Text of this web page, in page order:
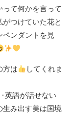
て何かを言って
つけていた花と
ペンダントを見
方は
してくれま
英語が話せない
生み出す美は国境